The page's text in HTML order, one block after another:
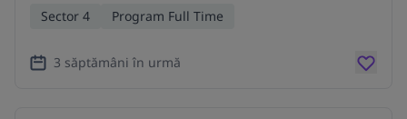
Sector 4 Program Full Time
3 săptămâni în urmă